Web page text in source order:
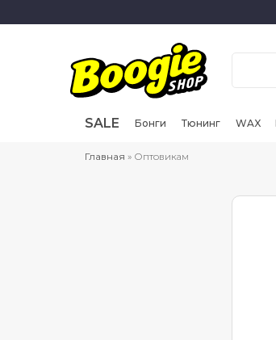
SALE Бонги Тюнинг WAX
Главная » Оптовикам